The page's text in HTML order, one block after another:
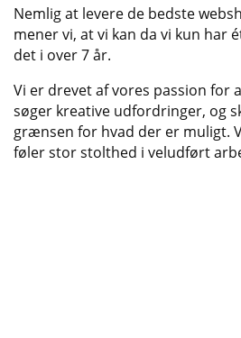
Nemlig at levere de bedste
mener vi, at vi kan da vi kun har
det i over 7 år.
Vi er drevet af vores passion for
søger kreative udfordringer, og
grænsen for hvad der er muligt.
føler stor stolthed i veludført